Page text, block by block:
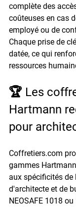
complète des
coûteuses en cas
employé ou de
Chaque prise de
datée, ce qui
ressources
🏆 Les
Hartmann
pour
Coffretiers.com
gammes
aux spécificités de
d'architecte et de
NEOSAFE 1018 ou